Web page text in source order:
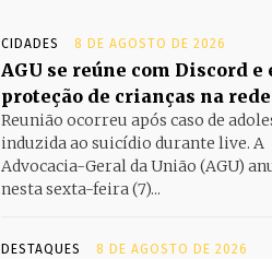
CIDADES 8 DE AGOSTO DE 2026
AGU se reúne com Discord e
proteção de crianças na rede
Reunião ocorreu após caso de
induzida ao suicídio durante live. A
Advocacia-Geral da União (AGU)
nesta sexta-feira (7)...
DESTAQUES 8 DE AGOSTO DE 2026